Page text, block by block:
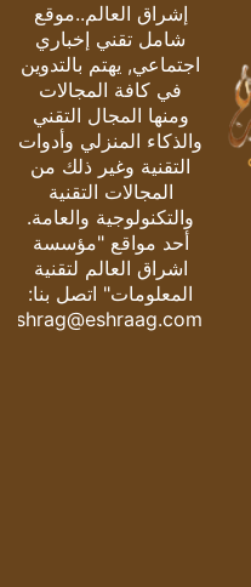
إشراق العالم..موقع
شامل تقني إخباري
اجتماعي, يهتم بالتدوين
في كافة المجالات
ومنها المجال التقني
والذكاء المنزلي وأدوات
التقنية وغير ذلك من
المجالات التقنية
والتكنولوجية والعامة.
أحد مواقع "مؤسسة
اشراق العالم لتقنية
المعلومات" اتصل بنا:
eshrag@eshraag.com